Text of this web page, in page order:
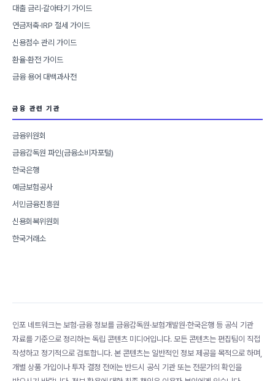
대출 금리·갈아타기 가이드
연금저축·IRP 절세 가이드
신용점수 관리 가이드
환율·환전 가이드
금융 용어 대백과사전
금융 관련 기관
금융위원회
금융감독원 파인(금융소비자포털)
한국은행
예금보험공사
서민금융진흥원
신용회복위원회
한국거래소
인포 네트워크는 보험·금융 정보를 금융감독원·보험개발원·한국은행 등 공식 기관
자료를 기준으로 정리하는 독립 콘텐츠 미디어입니다. 모든 콘텐츠는 편집팀이 직접
작성하고 정기적으로 검토합니다. 본 콘텐츠는 일반적인 정보 제공을 목적으로 하며,
개별 상품 가입이나 투자 결정 전에는 반드시 공식 기관 또는 전문가의 확인을